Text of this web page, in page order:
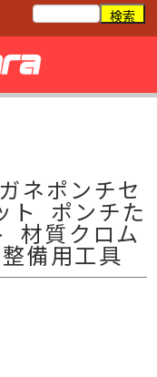
ネポンチセ
ト ポンチた
材質クロム
備用工具